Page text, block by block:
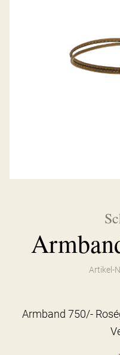
Artikel-
Armband 750/-